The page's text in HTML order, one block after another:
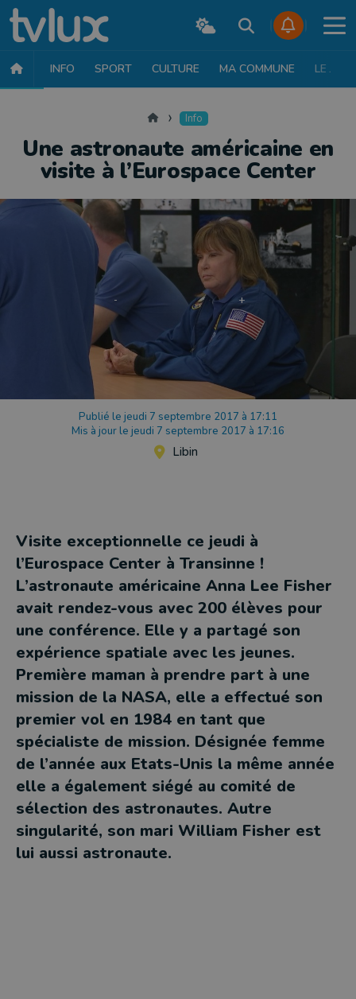
INFO SPORT CULTURE MA COMMUNE LE JT
Accueil Info
Une astronaute américaine en
visite à l’Eurospace Center
Publié le jeudi 7 septembre 2017 à 17:11
Mis à jour le jeudi 7 septembre 2017 à 17:16
Libin
Visite exceptionnelle ce jeudi à
l’Eurospace Center à Transinne !
L’astronaute américaine Anna Lee Fisher
avait rendez-vous avec 200 élèves pour
une conférence. Elle y a partagé son
expérience spatiale avec les jeunes.
Première maman à prendre part à une
mission de la NASA, elle a effectué son
premier vol en 1984 en tant que
spécialiste de mission. Désignée femme
de l’année aux Etats-Unis la même année
elle a également siégé au comité de
sélection des astronautes. Autre
singularité, son mari William Fisher est
lui aussi astronaute.